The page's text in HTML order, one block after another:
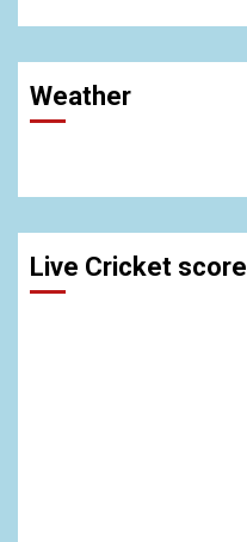
Weather
Live Cricket score